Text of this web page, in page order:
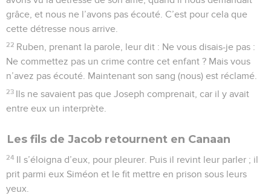
grâce, et nous ne l’avons pas écouté. C’est pour cela que
cette détresse nous arrive.
22 Ruben, prenant la parole, leur dit : Ne vous disais-je pas :
Ne commettez pas un crime contre cet enfant ? Mais vous
n’avez pas écouté. Maintenant son sang (nous) est réclamé.
23 Ils ne savaient pas que Joseph comprenait, car il y avait
entre eux un interprète.
Les fils de Jacob retournent en Canaan
24 Il s’éloigna d’eux, pour pleurer. Puis il revint leur parler ; il
prit parmi eux Siméon et le fit mettre en prison sous leurs
yeux.